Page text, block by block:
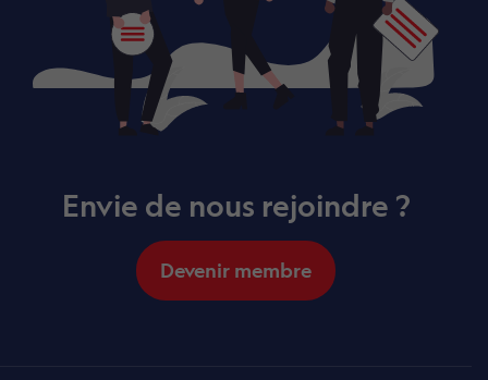
Envie de nous rejoindre ?
Devenir membre